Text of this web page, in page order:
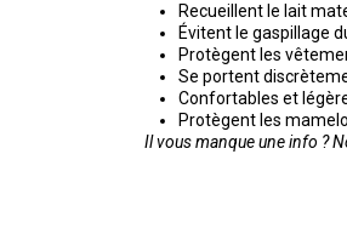
Recueillent le lait
Évitent le gaspillage
Protègent les
Se portent
Confortables et
Protègent les
Il vous manque une info ?